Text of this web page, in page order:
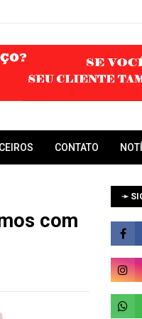
CONTATO
com
➛